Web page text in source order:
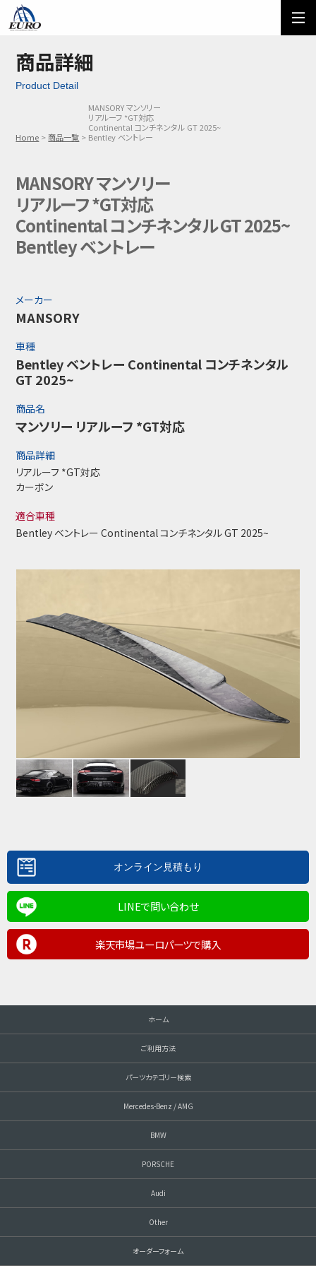
ご利用方法
メール問い合わせ
商品詳細
Product Detail
Home 商品一覧
MANSORY マンソリー
リアルーフ *GT対応
Continental コンチネンタル GT 2025~
Bentley ベントレー
MANSORY マンソリー
リアルーフ *GT対応
Continental コンチネンタル GT 2025~
Bentley ベントレー
メーカー
MANSORY
車種
Bentley ベントレー Continental コンチネンタル
GT 2025~
商品名
マンソリー リアルーフ *GT対応
商品詳細
リアルーフ *GT対応
カーボン
適合車種
Bentley ベントレー Continental コンチネンタル GT 2025~
LINEで問い合わせ
楽天市場ユーロパーツで購入
ホーム
ご利用方法
パーツカテゴリー検索
Mercedes-Benz / AMG
BMW
PORSCHE
Audi
Other
オーダーフォーム